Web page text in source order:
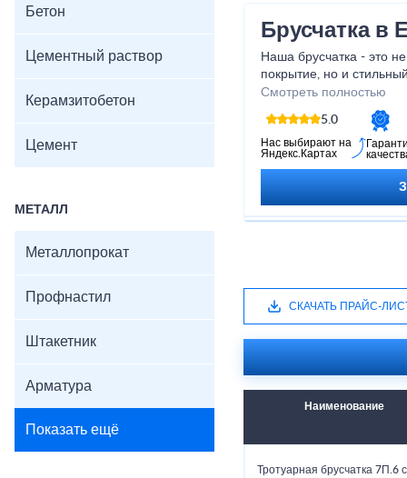
Бетон
Цементный раствор
Керамзитобетон
Цемент
МЕТАЛЛ
Металлопрокат
Профнастил
Штакетник
Арматура
Показать ещё
Брусчатка в
Наша брусчатка - это
покрытие, но и
придаст вашему
Благодаря
сможете создать
вашу
превратите свою мечту
Смотреть полностью
5.0
Нас выбирают на
Яндекс.Картах
СКАЧАТЬ ПРАЙС-
Наименование
Тротуарная брусчатка 7П.6